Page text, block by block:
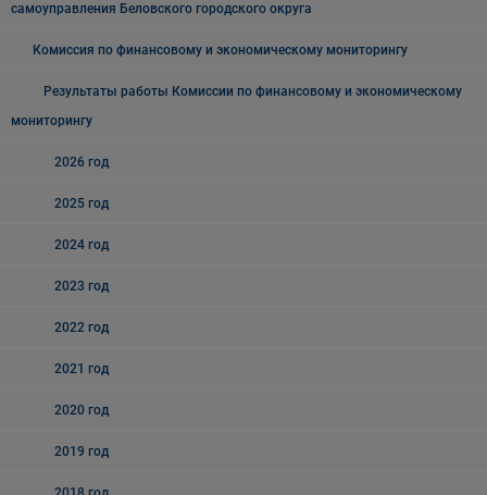
самоуправления Беловского городского округа
Комиссия по финансовому и экономическому мониторингу
Результаты работы Комиссии по финансовому и экономическому
мониторингу
2026 год
2025 год
2024 год
2023 год
2022 год
2021 год
2020 год
2019 год